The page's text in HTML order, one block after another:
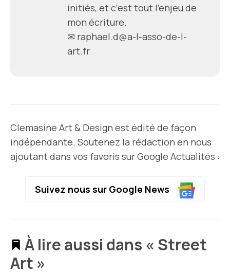
initiés, et c'est tout l'enjeu de
mon écriture.
✉ raphael.d@a-l-asso-de-l-
art.fr
Clemasine Art & Design est édité de façon
indépendante. Soutenez la rédaction en nous
ajoutant dans vos favoris sur Google Actualités :
Suivez nous sur Google News
À lire aussi dans « Street
Art »